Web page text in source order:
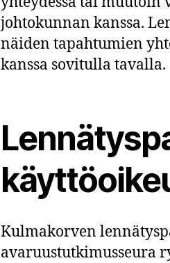
johtokunnan kanssa.
näiden tapahtumien
kanssa sovitulla tavalla.
Kulmakorven
avaruustutkimusseura